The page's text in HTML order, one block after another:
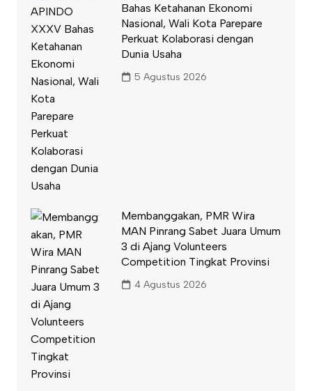
Bahas Ketahanan Ekonomi
Nasional, Wali Kota Parepare
Perkuat Kolaborasi dengan
Dunia Usaha
5 Agustus 2026
Membanggakan, PMR Wira
MAN Pinrang Sabet Juara Umum
3 di Ajang Volunteers
Competition Tingkat Provinsi
4 Agustus 2026